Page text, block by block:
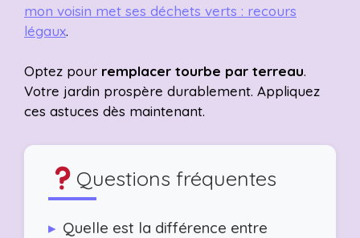
mon voisin met ses déchets verts : recours
légaux.
Optez pour remplacer tourbe par terreau.
Votre jardin prospère durablement. Appliquez
ces astuces dès maintenant.
Questions fréquentes
▸ Quelle est la différence entre